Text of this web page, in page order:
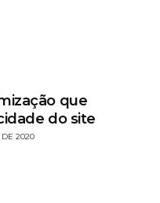
que
do site
DE 2020